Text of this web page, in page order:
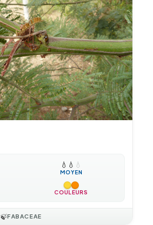
💧 💧 💧
MOYEN
COULEURS
🍃FABACEAE